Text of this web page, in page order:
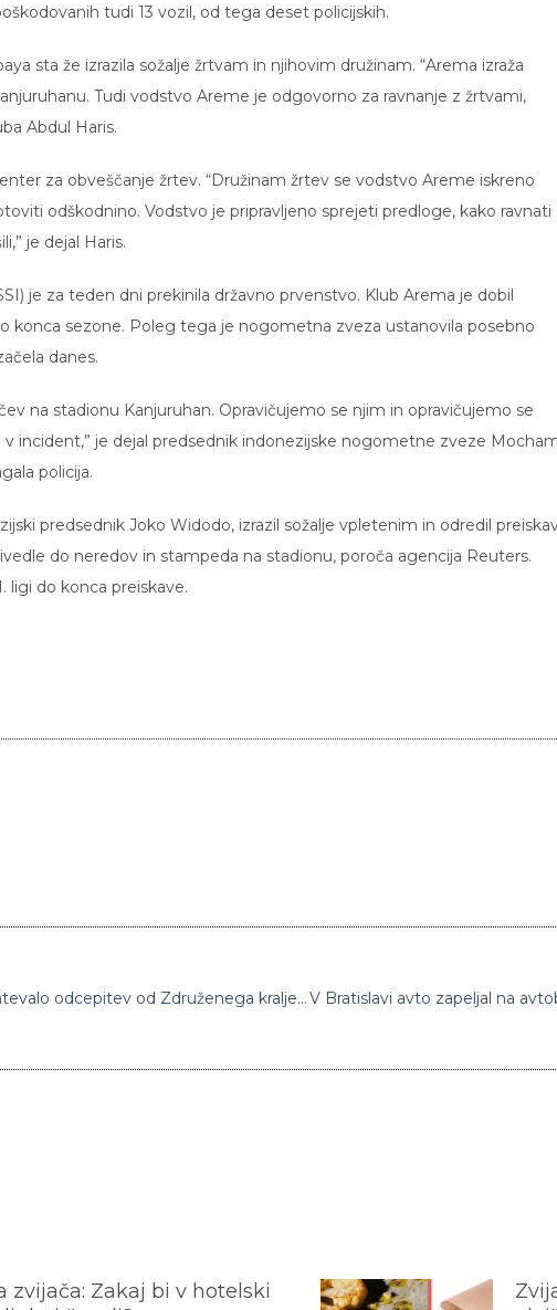
tudi 13 vozil, od tega deset policijskih.
sta že izrazila sožalje žrtvam in njihovim družinam. “Arema izraža
Tudi vodstvo Areme je odgovorno za ravnanje z žrtvami,
Abdul Haris.
za obveščanje žrtev. “Družinam žrtev se vodstvo Areme iskreno
odškodnino. Vodstvo je pripravljeno sprejeti predloge, kako ravnati
je dejal Haris.
je za teden dni prekinila državno prvenstvo. Klub Arema je dobil
konca sezone. Poleg tega je nogometna zveza ustanovila posebno
danes.
na stadionu Kanjuruhan. Opravičujemo se njim in opravičujemo se
incident,” je dejal predsednik indonezijske nogometne zveze
policija.
predsednik Joko Widodo, izrazil sožalje vpletenim in odredil
do neredov in stampeda na stadionu, poroča agencija Reuters.
ligi do konca preiskave.
10.000 protestnikov v Walesu zahtevalo odcepitev od Združenega kraljestva
zvijača: Zakaj bi v hotelski